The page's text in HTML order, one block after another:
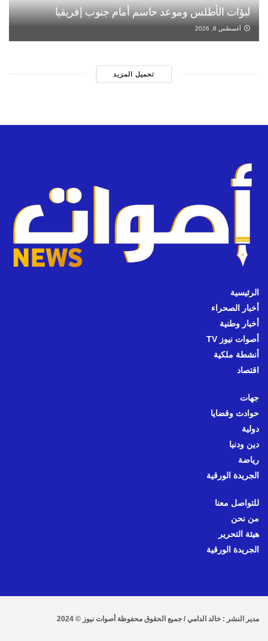
لبؤات الأطلس وموعد حاسم أمام جنوب إفريقيا
أغسطس 8, 2026
تحميل المزيد
الرئيسية
أخبار الصحراء
أخبار وطنية
أصوات نيوز TV
أنشطة ملكية
اقتصاد
جهات
حوادث وقضايا
دولية
دين ودنيا
رياضة
الجريدة الورقية
للتواصل معنا
من نحن
هيئة التحرير
الجريدة الورقية
مدير النشر : خالد الدامي / جميع الحقوق محفوظة أصوات نيوز © 2024